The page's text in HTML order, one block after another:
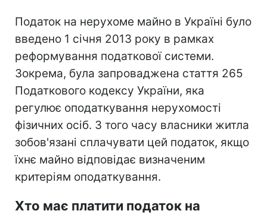
Податок на нерухоме майно в Україні було
введено 1 січня 2013 року в рамках
реформування податкової системи.
Зокрема, була запроваджена стаття 265
Податкового кодексу України, яка
регулює оподаткування нерухомості
фізичних осіб. З того часу власники житла
зобов'язані сплачувати цей податок, якщо
їхнє майно відповідає визначеним
критеріям оподаткування.
Хто має платити податок на